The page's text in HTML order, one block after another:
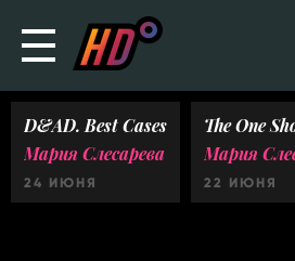
D&AD. Best Cases
Мария Слесарева
24 ИЮНЯ
The One
Мария
22 ИЮНЯ